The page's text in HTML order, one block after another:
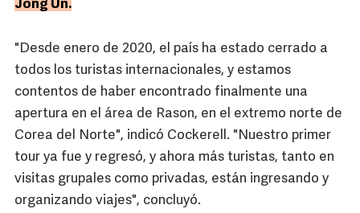
Jong Un.
"Desde enero de 2020, el país ha estado cerrado a
todos los turistas internacionales, y estamos
contentos de haber encontrado finalmente una
apertura en el área de Rason, en el extremo norte de
Corea del Norte", indicó Cockerell. "Nuestro primer
tour ya fue y regresó, y ahora más turistas, tanto en
visitas grupales como privadas, están ingresando y
organizando viajes", concluyó.